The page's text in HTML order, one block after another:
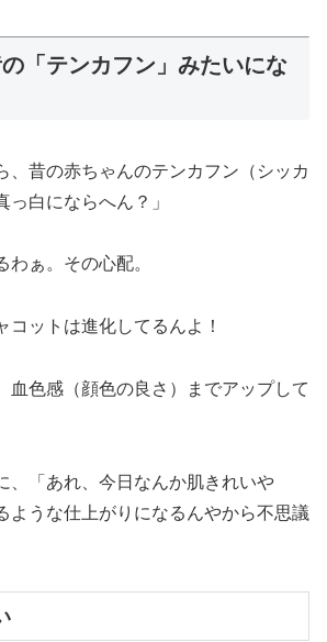
の「テンカフン」みたいにな
、昔の赤ちゃんのテンカフン（シッカ
っ白にならへん？」
ぁ。その心配。
コットは進化してるんよ！
血色感（顔色の良さ）までアップして
、「あれ、今日なんか肌きれいや
ような仕上がりになるんやから不思議